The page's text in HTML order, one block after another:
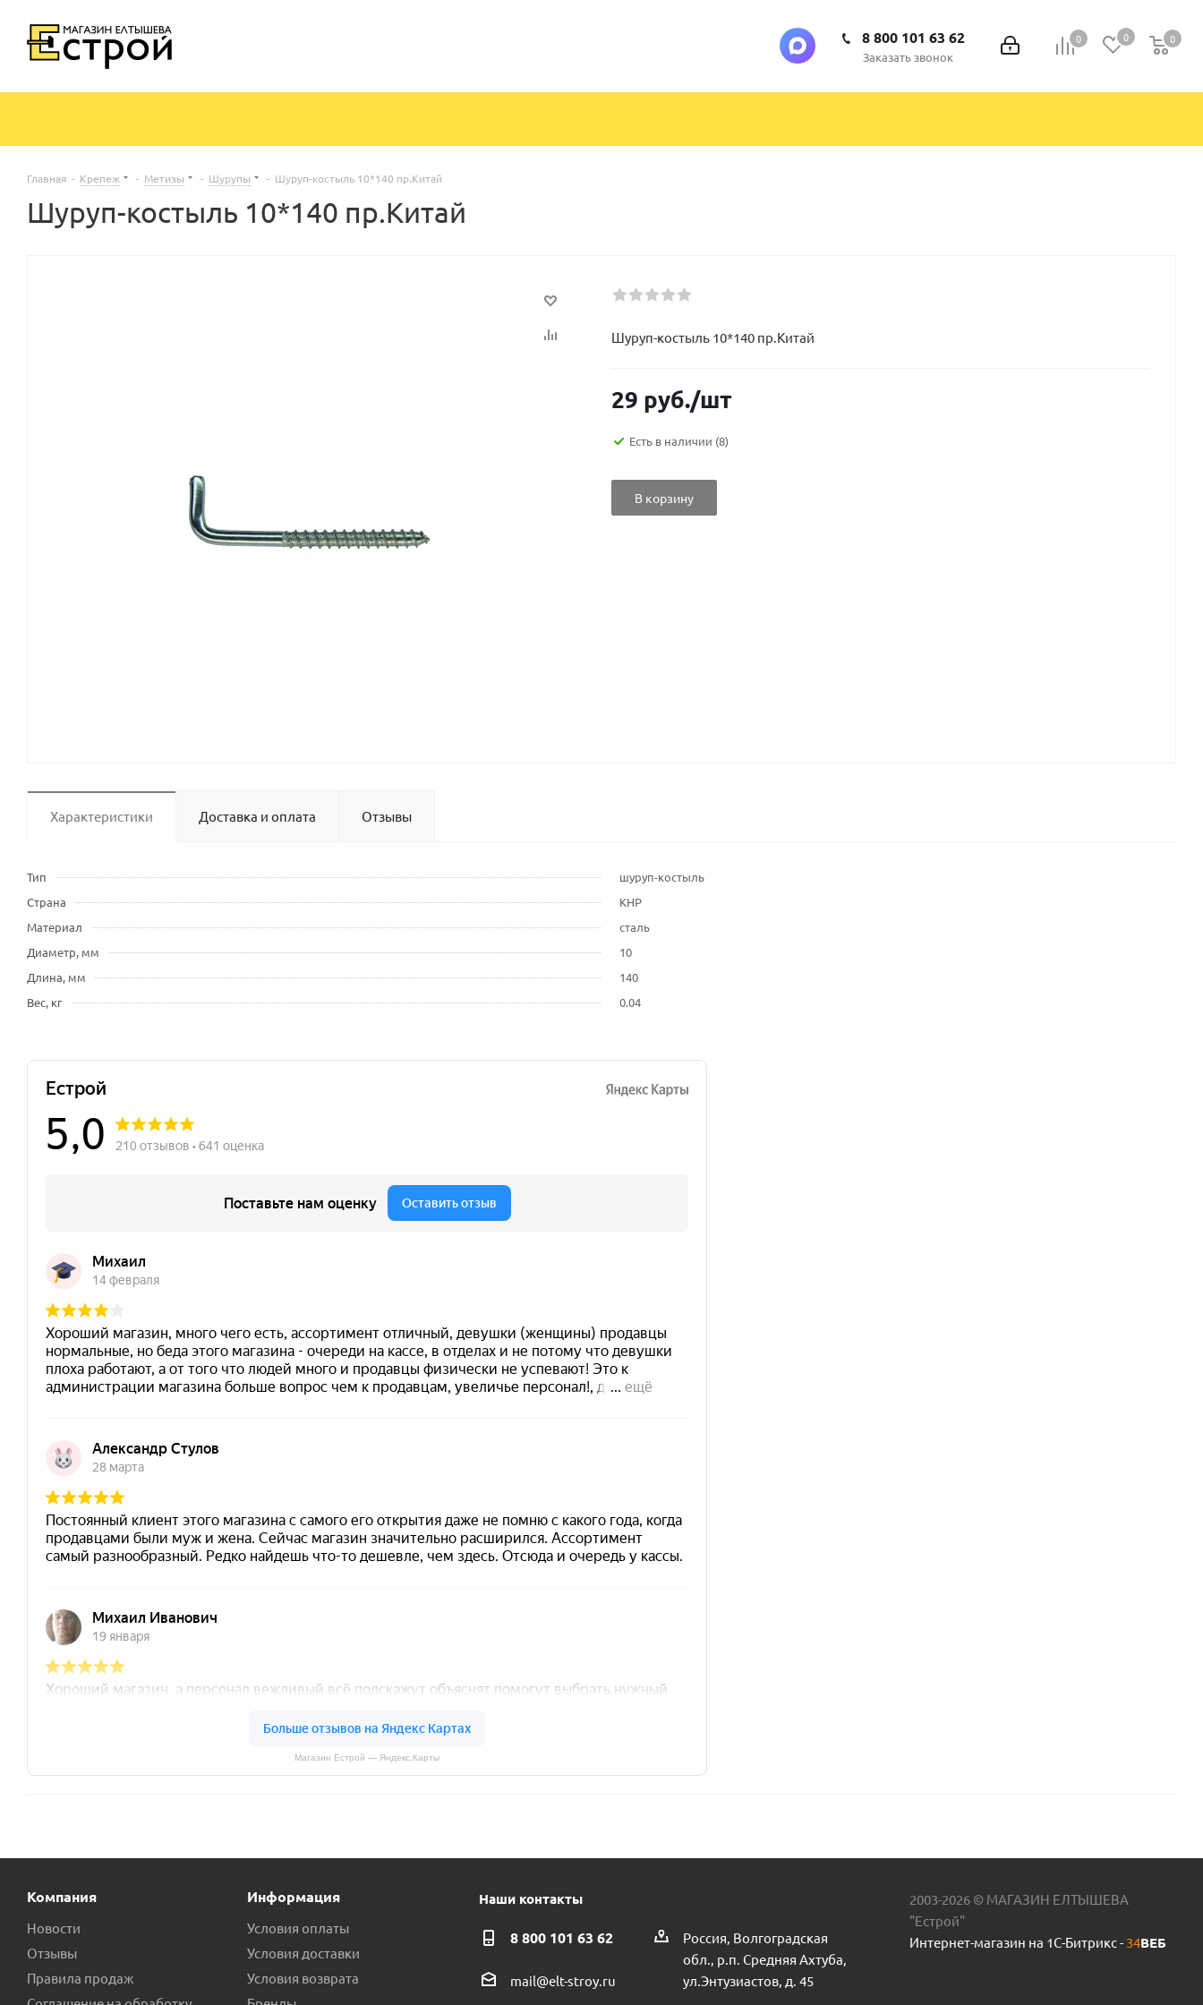
0 0 0
0
8 800 101 63 62
Заказать звонок
Главная - Крепеж - Метизы - Шурупы - Шуруп-костыль 10*140 пр.Китай
Шуруп-костыль 10*140 пр.Китай
Шуруп-костыль 10*140 пр.Китай
29 руб./шт
Есть в наличии (8)
В корзину
Характеристики Доставка и оплата Отзывы
Тип
шуруп-костыль
Страна
КНР
Материал
сталь
Диаметр, мм
10
Длина, мм
140
Вес, кг
0.04
Магазин Естрой — Яндекс.Карты
Компания
Новости
Отзывы
Правила продаж
Информация
Условия оплаты
Условия доставки
Условия возврата
Наши контакты
8 800 101 63 62
mail@elt-stroy.ru
Россия, Волгоградская
обл., р.п. Средняя Ахтуба,
ул.Энтузиастов, д. 45
2003-2026 © МАГАЗИН ЕЛТЫШЕВА
"Естрой"
Интернет-магазин на 1С-Битрикс - 34ВЕБ